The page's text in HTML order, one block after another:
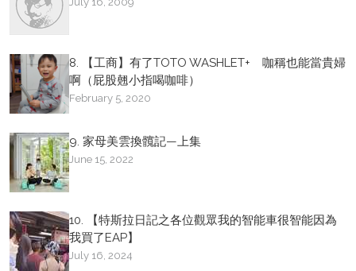
8. 【工商】有了TOTO WASHLET+ 咖稱也能當貴婦
啊（屁股翹小指喝咖啡）
February 5, 2020
9. 家母美雲換髖記—上集
June 15, 2022
10. 【特斯拉日記之各位觀眾我的智能車很智能因為
我買了EAP】
July 16, 2024